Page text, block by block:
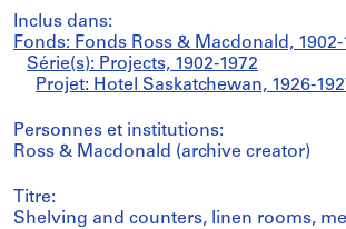
Inclus dans:
Fonds: Fonds Ross & Macdonald, 1902-
Série(s): Projects, 1902-1972
Projet: Hotel Saskatchewan, 1926-
Personnes et institutions:
Ross & Macdonald (archive creator)
Titre:
Shelving and counters, linen rooms,